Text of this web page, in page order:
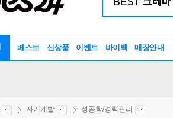
베스트 신상품 이벤트 바이백 매장안내
자기계발 성공학/경력관리